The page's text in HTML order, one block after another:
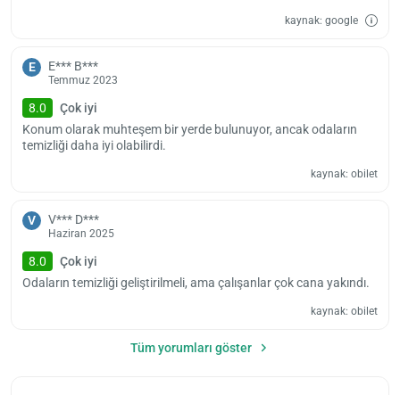
kaynak: google
E E*** B***
Temmuz 2023
8.0
Çok iyi
Konum olarak muhteşem bir yerde bulunuyor, ancak odaların
temizliği daha iyi olabilirdi.
kaynak: obilet
V V*** D***
Haziran 2025
8.0
Çok iyi
Odaların temizliği geliştirilmeli, ama çalışanlar çok cana yakındı.
kaynak: obilet
Tüm yorumları göster